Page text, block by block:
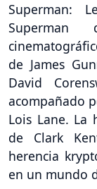
Superman:
de James
David
acompañado
Lois Lane.
de Clark
herencia
en un mundo